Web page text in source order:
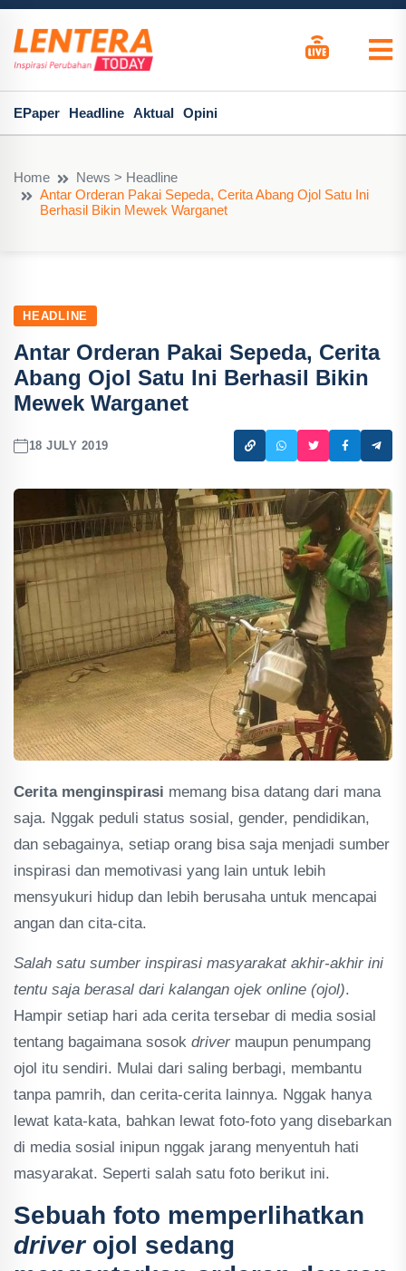
EPaper Headline Aktual Opini
Home
News > Headline
Antar Orderan Pakai Sepeda, Cerita Abang Ojol Satu Ini
Berhasil Bikin Mewek Warganet
HEADLINE
Antar Orderan Pakai Sepeda, Cerita
Abang Ojol Satu Ini Berhasil Bikin
Mewek Warganet
18 JULY 2019
Cerita menginspirasi memang bisa datang dari mana
saja. Nggak peduli status sosial, gender, pendidikan,
dan sebagainya, setiap orang bisa saja menjadi sumber
inspirasi dan memotivasi yang lain untuk lebih
mensyukuri hidup dan lebih berusaha untuk mencapai
angan dan cita-cita.
Salah satu sumber inspirasi masyarakat akhir-akhir ini
tentu saja berasal dari kalangan ojek online (ojol).
Hampir setiap hari ada cerita tersebar di media sosial
tentang bagaimana sosok driver maupun penumpang
ojol itu sendiri. Mulai dari saling berbagi, membantu
tanpa pamrih, dan cerita-cerita lainnya. Nggak hanya
lewat kata-kata, bahkan lewat foto-foto yang disebarkan
di media sosial inipun nggak jarang menyentuh hati
masyarakat. Seperti salah satu foto berikut ini.
Sebuah foto memperlihatkan
driver ojol sedang